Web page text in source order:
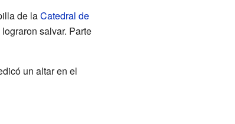
de laCatedral de
salvar. Parte
un altar en el